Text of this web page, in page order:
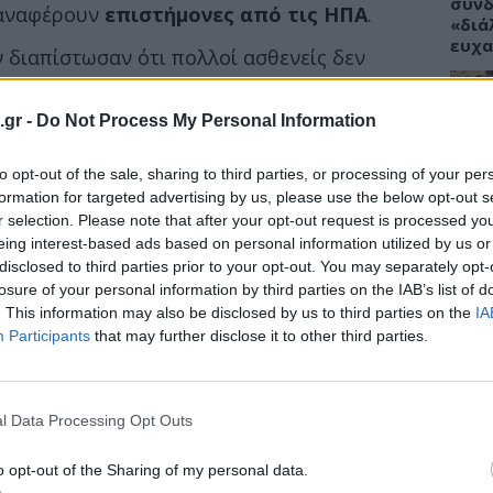
- Do Not Process My Personal Information
opt-out of the sale, sharing to third parties, or processing of your
for targeted advertising by us, please use the below opt-out
selection. Please note that after your opt-out request is processed
interest-based ads based on personal information utilized by us
to third parties prior to your opt-out. You may separately
of your personal information by third parties on the IAB’s list of
This information may also be disclosed by us to third parties on the
Participants that may further disclose it to other third parties.
Data Processing Opt Outs
opt-out of the Sharing of my personal data.
επιστήμονες από τις ΗΠΑ.
ότι πολλοί ασθενείς δεν
οι γιατροί όταν λένε «να το παίρνεις πρωί
ώρα είναι το «πρωί» και τι το «βράδυ»;
το φαγητό ή μετά από αυτό; Και πόση
και οι διαγνώσεις που κάνουν οι
μία νέα ασθένεια και τους ενημερώνουν,
όσα ακούνε.
Το